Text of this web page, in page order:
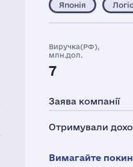
Японія
Виручка(РФ),
млн.дол.
7
Заява компанії
Отримували
Вимагайте